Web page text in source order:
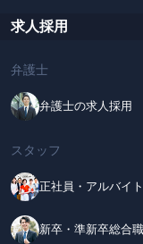
求人採用
弁護士
弁護士の求人採用
スタッフ
正社員・アルバイ
新卒・準新卒総合職